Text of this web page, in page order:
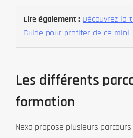
Lire également : Découvrez la
Guide pour profiter de ce
Les différents
formation
Nexa propose plusieurs